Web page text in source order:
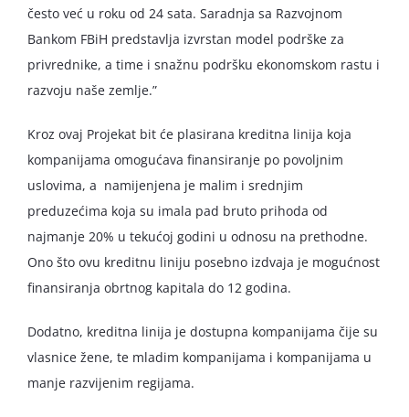
često već u roku od 24 sata. Saradnja sa Razvojnom
Bankom FBiH predstavlja izvrstan model podrške za
privrednike, a time i snažnu podršku ekonomskom rastu i
razvoju naše zemlje.”
Kroz ovaj Projekat bit će plasirana kreditna linija koja
kompanijama omogućava finansiranje po povoljnim
uslovima, a namijenjena je malim i srednjim
preduzećima koja su imala pad bruto prihoda od
najmanje 20% u tekućoj godini u odnosu na prethodne.
Ono što ovu kreditnu liniju posebno izdvaja je mogućnost
finansiranja obrtnog kapitala do 12 godina.
Dodatno, kreditna linija je dostupna kompanijama čije su
vlasnice žene, te mladim kompanijama i kompanijama u
manje razvijenim regijama.